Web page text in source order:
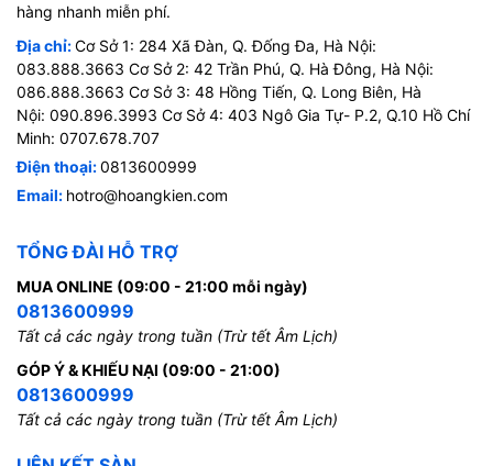
hàng nhanh miễn phí.
Địa chỉ:Cơ Sở 1: 284 Xã Đàn, Q. Đống Đa, Hà Nội:
083.888.3663 Cơ Sở 2: 42 Trần Phú, Q. Hà Đông, Hà Nội:
086.888.3663 Cơ Sở 3: 48 Hồng Tiến, Q. Long Biên, Hà
Nội: 090.896.3993 Cơ Sở 4: 403 Ngô Gia Tự- P.2, Q.10 Hồ Chí
Minh: 0707.678.707
Điện thoại:0813600999
Email: hotro@hoangkien.com
TỔNG ĐÀI HỖ TRỢ
MUA ONLINE (09:00 - 21:00 mỗi ngày)
0813600999
Tất cả các ngày trong tuần (Trừ tết Âm Lịch)
GÓP Ý & KHIẾU NẠI (09:00 - 21:00)
0813600999
Tất cả các ngày trong tuần (Trừ tết Âm Lịch)